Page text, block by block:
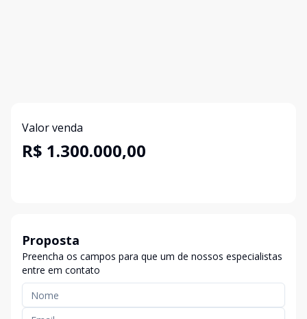
Valor venda
R$ 1.300.000,00
Proposta
Preencha os campos para que um de nossos especialistas
entre em contato